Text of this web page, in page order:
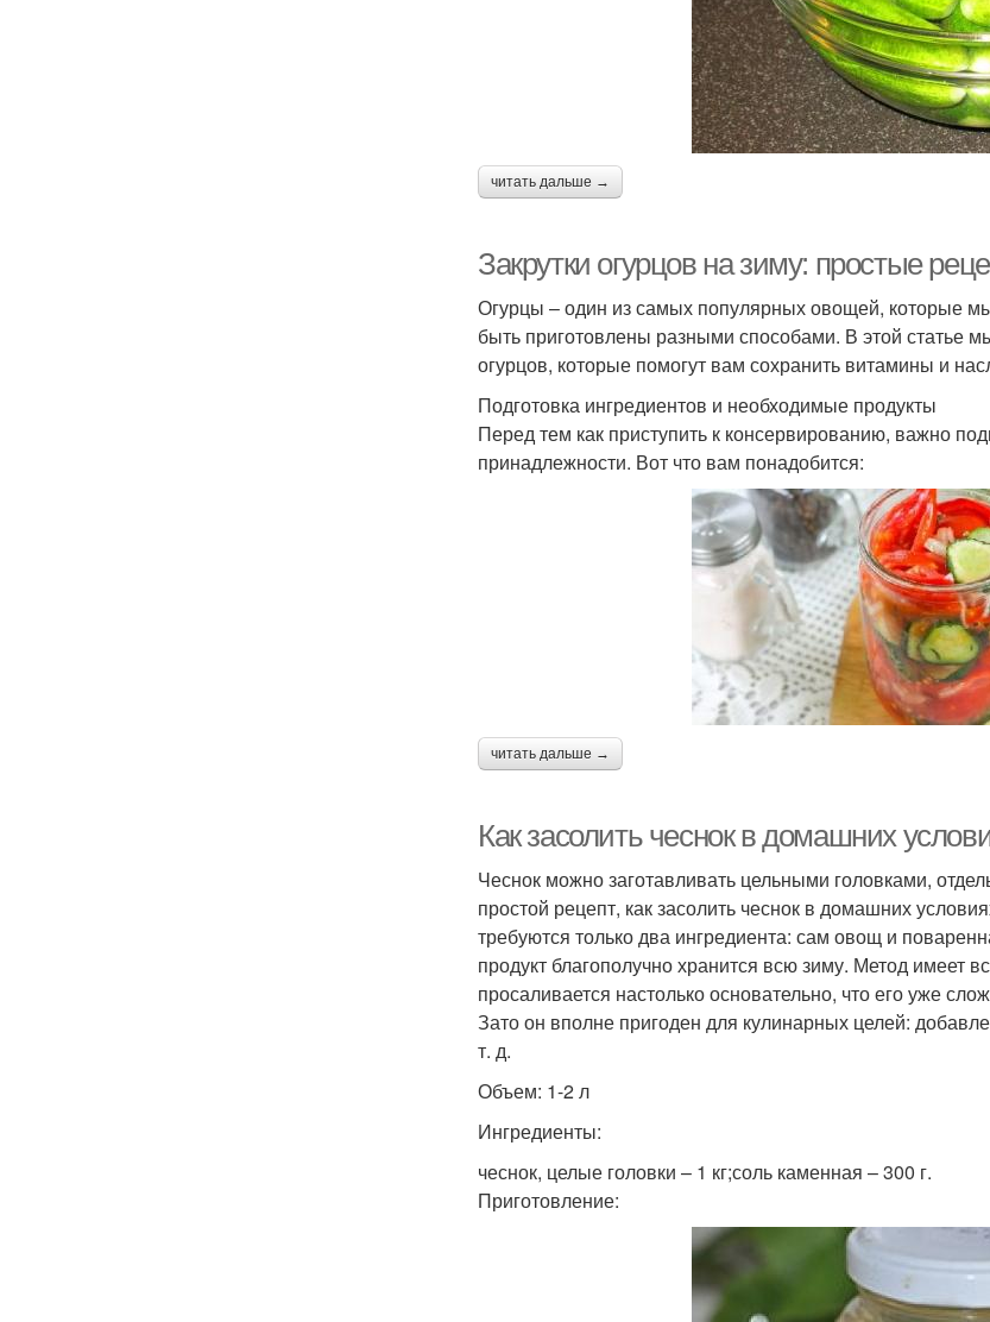
читать дальше →
Закрутки огурцов на зиму: простые
Огурцы – один из самых популярных овощей, которые
быть приготовлены разными способами. В этой статье
огурцов, которые помогут вам сохранить витамины и
Подготовка ингредиентов и необходимые продукты
Перед тем как приступить к консервированию, важно
принадлежности. Вот что вам понадобится:
читать дальше →
Как засолить чеснок в домашних
Чеснок можно заготавливать цельными головками,
простой рецепт, как засолить чеснок в домашних
требуются только два ингредиента: сам овощ и
продукт благополучно хранится всю зиму. Метод имеет
просаливается настолько основательно, что его уже
Зато он вполне пригоден для кулинарных целей:
т. д.
Объем: 1-2 л
Ингредиенты:
чеснок, целые головки – 1 кг;соль каменная – 300 г.
Приготовление: